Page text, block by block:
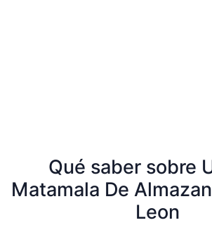
Qué saber sobre
Matamala De
Leon